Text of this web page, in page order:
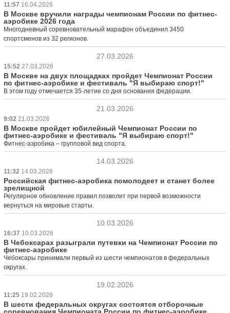
11:57 16.04.2026
В Москве вручили награды чемпионам России по фитнес-
аэробике 2026 года
Многодневный соревновательный марафон объединил 3450
спортсменов из 32 регионов.
27.03.2026
15:52 27.03.2026
В Москве на двух площадках пройдет Чемпионат России
по фитнес-аэробике и фестиваль "Я выбираю спорт!"
В этом году отмечается 35-летие со дня основания федерации.
21.03.2026
9:02 21.03.2026
В Москве пройдет юбилейный Чемпионат России по
фитнес-аэробике и фестиваль "Я выбираю спорт!"
Фитнес-аэробика – групповой вид спорта.
14.03.2026
11:32 14.03.2026
Российская фитнес-аэробика помолодеет и станет более
зрелищной
Регулярное обновление правил позволит при первой возможности
вернуться на мировые старты.
10.03.2026
16:37 10.03.2026
В Чебоксарах разыграли путевки на Чемпионат России по
фитнес-аэробике
Чебоксары принимали первый из шести чемпионатов в федеральных
округах.
19.02.2026
11:25 19.02.2026
В шести федеральных округах состоятся отборочные